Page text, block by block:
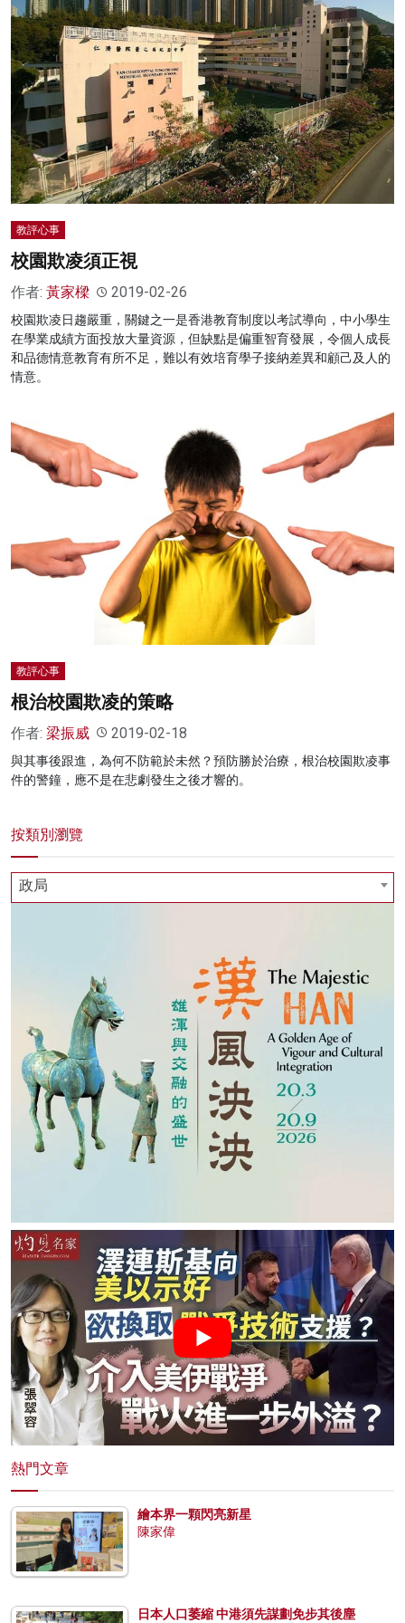
教評心事
校園欺凌須正視
作者: 黃家樑 2019-02-26
校園欺凌日趨嚴重，關鍵之一是香港教育制度以考試導向，中小學生
在學業成績方面投放大量資源，但缺點是偏重智育發展，令個人成長
和品德情意教育有所不足，難以有效培育學子接納差異和顧己及人的
情意。
教評心事
根治校園欺凌的策略
作者: 梁振威 2019-02-18
與其事後跟進，為何不防範於未然？預防勝於治療，根治校園欺凌事
件的警鐘，應不是在悲劇發生之後才響的。
按類別瀏覽
政局
熱門文章
繪本界一顆閃亮新星
陳家偉
日本人口萎縮 中港須先謀劃免步其後塵